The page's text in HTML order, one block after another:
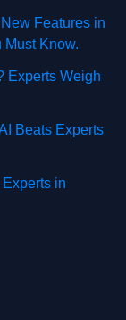
Features in
Must Know.
Experts Weigh
Beats Experts
in